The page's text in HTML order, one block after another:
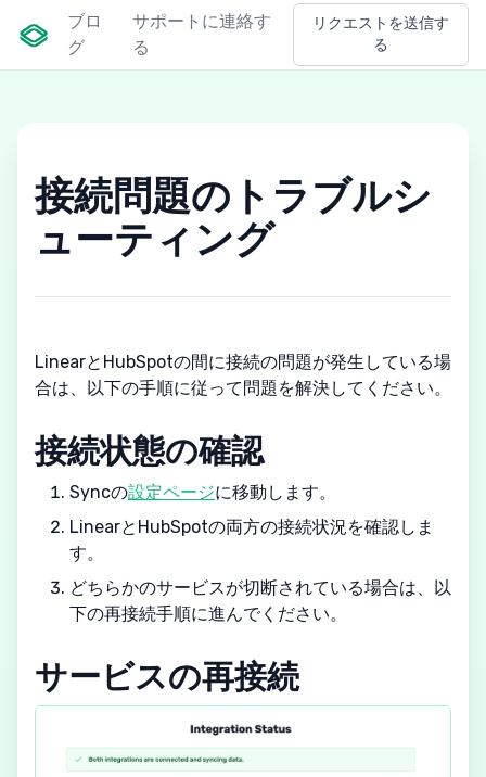
ブロ
グ
サポートに連絡す
る
リクエストを送信す
る
接続問題のトラブルシ
ューティング
LinearとHubSpotの間に接続の問題が発生している場
合は、以下の手順に従って問題を解決してください。
接続状態の確認
Syncの設定ページに移動します。
LinearとHubSpotの両方の接続状況を確認しま
す。
どちらかのサービスが切断されている場合は、以
下の再接続手順に進んでください。
サービスの再接続